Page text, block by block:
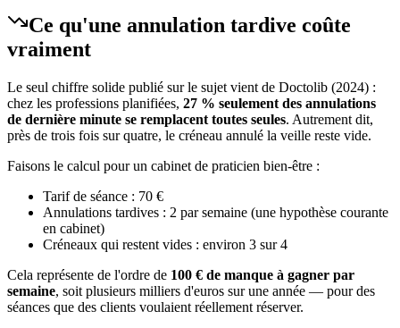
Ce qu'une annulation tardive coûte
vraiment
Le seul chiffre solide publié sur le sujet vient de Doctolib (2024) :
chez les professions planifiées, 27 % seulement des annulations
de dernière minute se remplacent toutes seules. Autrement dit,
près de trois fois sur quatre, le créneau annulé la veille reste vide.
Faisons le calcul pour un cabinet de praticien bien-être :
Tarif de séance : 70 €
Annulations tardives : 2 par semaine (une hypothèse courante
en cabinet)
Créneaux qui restent vides : environ 3 sur 4
Cela représente de l'ordre de 100 € de manque à gagner par
semaine, soit plusieurs milliers d'euros sur une année — pour des
séances que des clients voulaient réellement réserver.